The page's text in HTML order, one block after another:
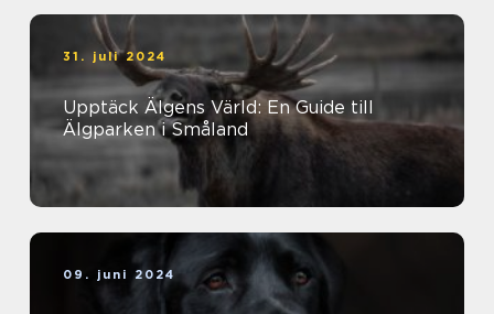
31. juli 2024
Upptäck Älgens Värld: En Guide till
Älgparken i Småland
09. juni 2024